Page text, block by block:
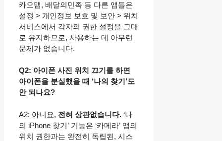
카오맵, 배달의민족 등 다른 앱들은
설정 > 개인정보 보호 및 보안 > 위치
서비스에서 각자의 권한 설정을 그대
로 유지하므로, 사용하는 데 아무런
문제가 없습니다.
Q2: 아이폰 사진 위치 끄기를 하면
아이폰을 분실했을 때 ‘나의 찾기’도
안 되나요?
A2: 아니요, 전혀 상관없습니다. ‘나
의 iPhone 찾기’ 기능은 ‘카메라’ 앱의
위치 권한과는 완전히 독립된, 시스